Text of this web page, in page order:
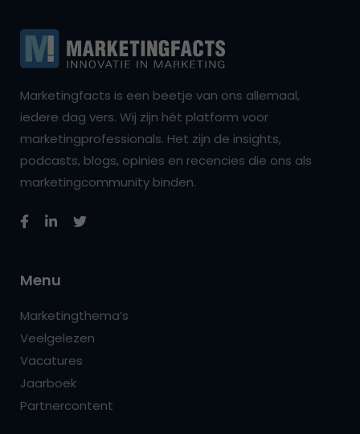
Marketingfacts is een beetje van ons allemaal,
iedere dag vers. Wij zijn hét platform voor
marketingprofessionals. Het zijn de insights,
podcasts, blogs, opinies en recencies die ons als
marketingcommunity binden.
Menu
Marketingthema’s
Veelgelezen
Vacatures
Jaarboek
Partnercontent